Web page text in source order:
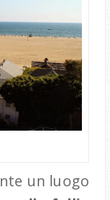
un luogo